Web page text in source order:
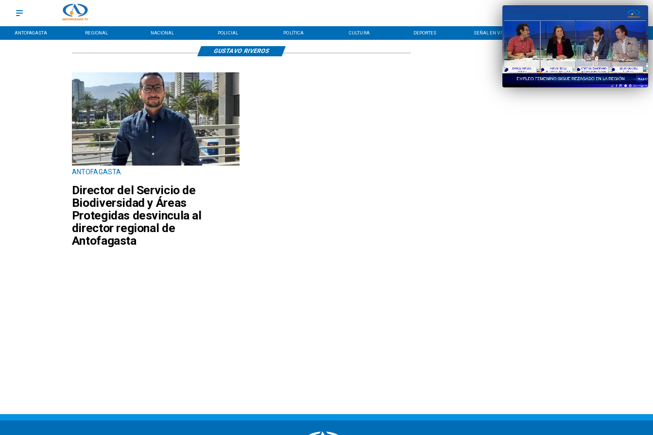
ANTOFAGASTA REGIONAL NACIONAL POLICIAL POLÍTICA CULTURA DEPORTES SEÑAL EN VIVO CONTACTO LÍNEA EDITORIAL
ANTOFAGASTA
Director del Servicio de
Biodiversidad y Áreas
Protegidas desvincula al
director regional de
Antofagasta
GUSTAVO RIVEROS